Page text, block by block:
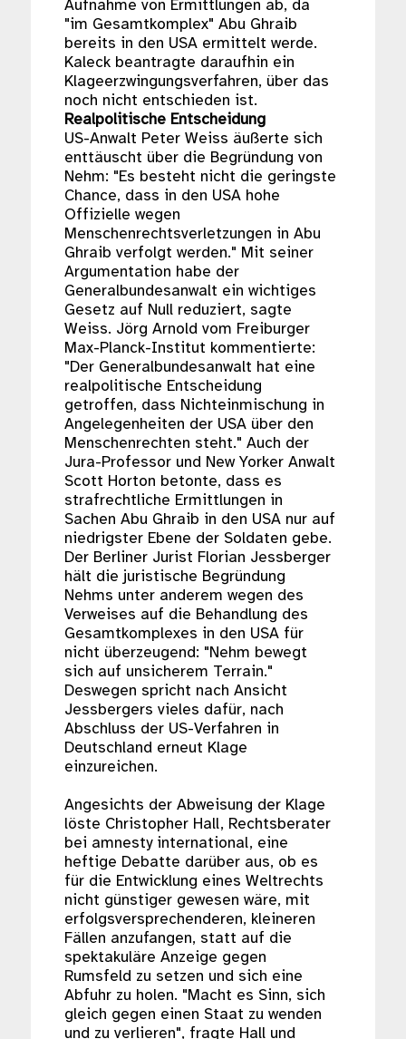
Aufnahme von Ermittlungen ab, da
"im Gesamtkomplex" Abu Ghraib
bereits in den USA ermittelt werde.
Kaleck beantragte daraufhin ein
Klageerzwingungsverfahren, über das
noch nicht entschieden ist.
Realpolitische Entscheidung
US-Anwalt Peter Weiss äußerte sich
enttäuscht über die Begründung von
Nehm: "Es besteht nicht die geringste
Chance, dass in den USA hohe
Offizielle wegen
Menschenrechtsverletzungen in Abu
Ghraib verfolgt werden." Mit seiner
Argumentation habe der
Generalbundesanwalt ein wichtiges
Gesetz auf Null reduziert, sagte
Weiss. Jörg Arnold vom Freiburger
Max-Planck-Institut kommentierte:
"Der Generalbundesanwalt hat eine
realpolitische Entscheidung
getroffen, dass Nichteinmischung in
Angelegenheiten der USA über den
Menschenrechten steht." Auch der
Jura-Professor und New Yorker Anwalt
Scott Horton betonte, dass es
strafrechtliche Ermittlungen in
Sachen Abu Ghraib in den USA nur auf
niedrigster Ebene der Soldaten gebe.
Der Berliner Jurist Florian Jessberger
hält die juristische Begründung
Nehms unter anderem wegen des
Verweises auf die Behandlung des
Gesamtkomplexes in den USA für
nicht überzeugend: "Nehm bewegt
sich auf unsicherem Terrain."
Deswegen spricht nach Ansicht
Jessbergers vieles dafür, nach
Abschluss der US-Verfahren in
Deutschland erneut Klage
einzureichen.
Angesichts der Abweisung der Klage
löste Christopher Hall, Rechtsberater
bei amnesty international, eine
heftige Debatte darüber aus, ob es
für die Entwicklung eines Weltrechts
nicht günstiger gewesen wäre, mit
erfolgsversprechenderen, kleineren
Fällen anzufangen, statt auf die
spektakuläre Anzeige gegen
Rumsfeld zu setzen und sich eine
Abfuhr zu holen. "Macht es Sinn, sich
gleich gegen einen Staat zu wenden
und zu verlieren", fragte Hall und